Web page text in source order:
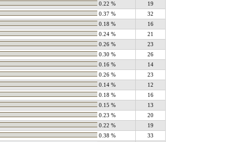
0.22 %
19
0.37 %
32
0.18 %
16
0.24 %
21
0.26 %
23
0.30 %
26
0.16 %
14
0.26 %
23
0.14 %
12
0.18 %
16
0.15 %
13
0.23 %
20
0.22 %
19
0.38 %
33